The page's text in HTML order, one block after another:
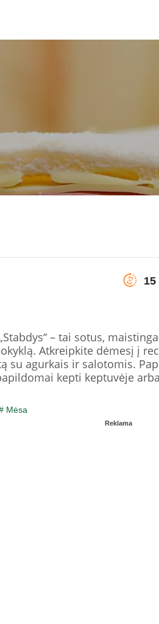
15
– tai sotus,
Atkreipkite dėmesį į
su agurkais ir salotomis.
kepti keptuvėje
Mėsa
Reklama